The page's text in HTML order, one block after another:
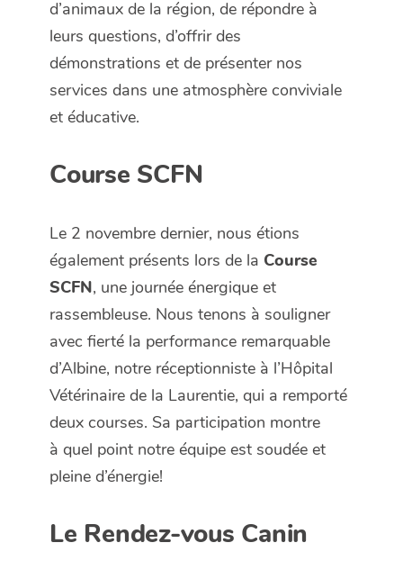
d’animaux de la région, de répondre à
leurs questions, d’offrir des
démonstrations et de présenter nos
services dans une atmosphère conviviale
et éducative.
Course SCFN
Le 2 novembre dernier, nous étions
également présents lors de la Course
SCFN, une journée énergique et
rassembleuse. Nous tenons à souligner
avec fierté la performance remarquable
d’Albine, notre réceptionniste à l’Hôpital
Vétérinaire de la Laurentie, qui a remporté
deux courses. Sa participation montre
à quel point notre équipe est soudée et
pleine d’énergie!
Le Rendez-vous Canin